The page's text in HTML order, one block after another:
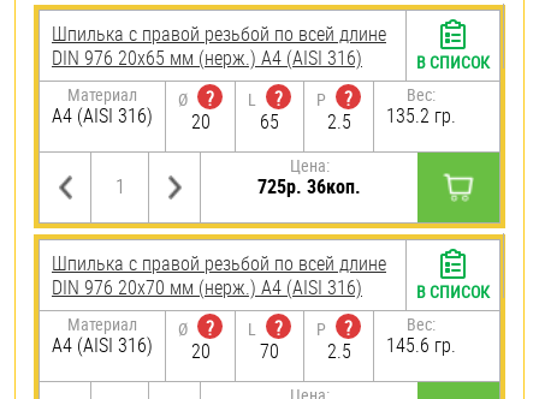
Шпилька с правой резьбой по всей длине
DIN 976 20х65 мм (нерж.) A4 (AISI 316)
Материал
A4 (AISI 316)
Ø
?
20
L
?
65
P
?
2.5
Вес:
135.2 гр.
Цена:
725р. 36коп.
В СПИСОК
Шпилька с правой резьбой по всей длине
DIN 976 20х70 мм (нерж.) A4 (AISI 316)
Материал
A4 (AISI 316)
Ø
?
20
L
?
70
P
?
2.5
Вес:
145.6 гр.
В СПИСОК